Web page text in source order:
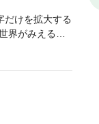
だけを拡大する
界がみえる！